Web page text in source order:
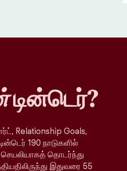
டின்டெர்?
Relationship Goals,
190 நாடுகளில்
செயலியாகத் தொடர்ந்து
இதுவரை 55